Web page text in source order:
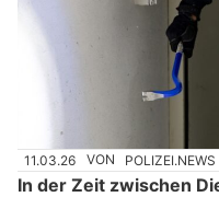
11.03.26 VON
In der Zeit zwischen